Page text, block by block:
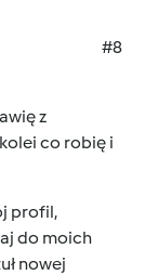
#8
z
co robię i
profil,
do moich
nowej